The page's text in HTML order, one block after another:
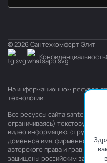
© 2026 Сантехкомфорт Элит
Конфиденциальность
На информационном ресурсе
технологии.
Все ресурсы сайта
ограничиваясь) текстовую,
видео информацию, структуру,
доменное имя, фирменное
авторского права и прав на
защищены российским